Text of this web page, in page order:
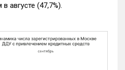
августе (47,7%).